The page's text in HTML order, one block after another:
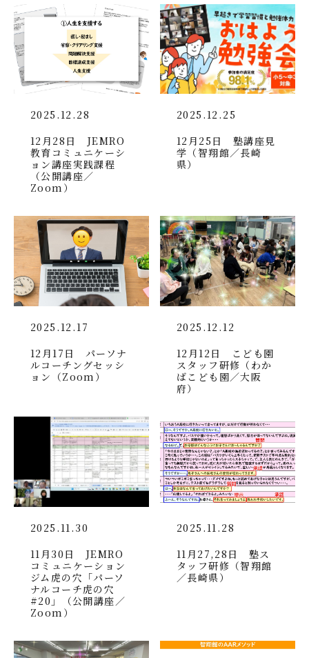
2025.12.28
12月28日 JEMRO
教育コミュニケーシ
ョン講座実践課程
（公開講座／
Zoom）
2025.12.25
12月25日 塾講座見
学（智翔館／長崎
県）
2025.12.17
12月17日 パーソナ
ルコーチングセッシ
ョン（Zoom）
2025.12.12
12月12日 こども園
スタッフ研修（わか
ばこども園／大阪
府）
2025.11.30
11月30日 JEMRO
コミュニケーション
ジム虎の穴「パーソ
ナルコーチ虎の穴
#20」（公開講座／
Zoom）
2025.11.28
11月27,28日 塾ス
タッフ研修（智翔館
／長崎県）